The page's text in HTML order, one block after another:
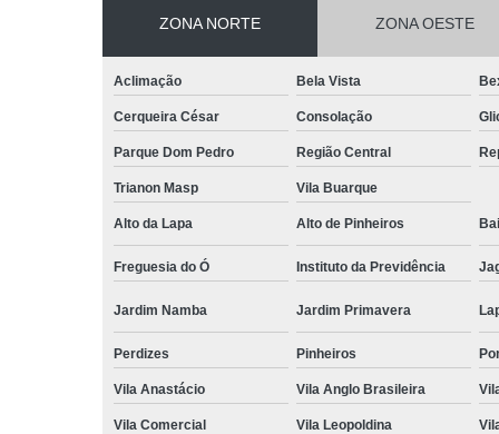
ZONA NORTE ZONA OESTE
Aclimação Bela Vista
Cerqueira César Consolação
Parque Dom Pedro Região Central
Trianon Masp Vila Buarque
Alto da Lapa Alto de Pinheiros
Freguesia do Ó Instituto da Previdência
Jardim Namba Jardim Primavera
Perdizes Pinheiros
Vila Anastácio Vila Anglo Brasileira
Vila Comercial Vila Leopoldina